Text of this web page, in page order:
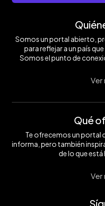
Somos un portal abierto,
para reflejar a un país
Somos el punto de
Ver
Qué
Te ofrecemos un portal
informa, pero también
de lo que está
Ver